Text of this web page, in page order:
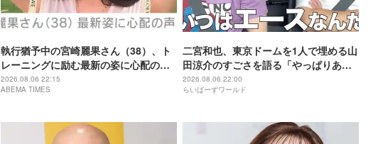
執行猶予中の宮崎麗果さん（38）、ト
レーニングに励む最新の姿に心配の声
「痩せ過ぎ」「なんだか痛々しい…」
2026.08.06 22:15
ABEMA TIMES
二宮和也、東京ドームを1人で埋める山
田涼介のすごさを語る「やっぱりあい
つはエース」
2026.08.06 22:00
らいばーずワールド